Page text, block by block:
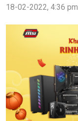
18-02-2022, 4:36 pm